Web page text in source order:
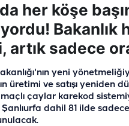
her köşe
Bakanlık
artık sadece
yeni
üretimi ve satışı yeniden
çaylar karekod
dahil 81 ilde